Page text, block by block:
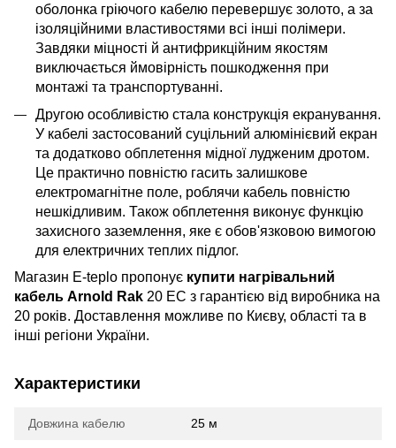
оболонка гріючого кабелю перевершує золото, а за
ізоляційними властивостями всі інші полімери.
Завдяки міцності й антифрикційним якостям
виключається ймовірність пошкодження при
монтажі та транспортуванні.
Другою особливістю стала конструкція екранування.
У кабелі застосований суцільний алюмінієвий екран
та додатково обплетення мідної лудженим дротом.
Це практично повністю гасить залишкове
електромагнітне поле, роблячи кабель повністю
нешкідливим. Також обплетення виконує функцію
захисного заземлення, яке є обов'язковою вимогою
для електричних теплих підлог.
Магазин E-teplo пропонує купити нагрівальний
кабель Arnold Rak 20 EC з гарантією від виробника на
20 років. Доставлення можливе по Києву, області та в
інші регіони України.
Характеристики
Довжина кабелю 25 м